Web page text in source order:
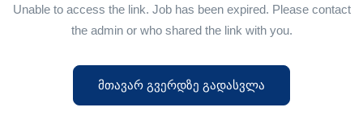
Unable to access the link. Job has been expired. Please contact
the admin or who shared the link with you.
მთავარ გვერდზე გადასვლა